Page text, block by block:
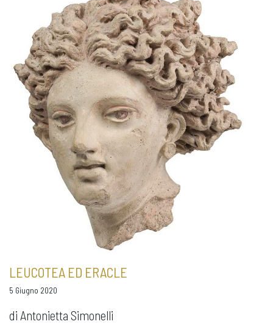
LEUCOTEA ED ERACLE
5 Giugno 2020
di Antonietta Simonelli